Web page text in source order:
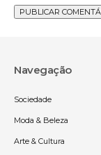
Navegação
Sociedade
Moda & Beleza
Arte & Cultura